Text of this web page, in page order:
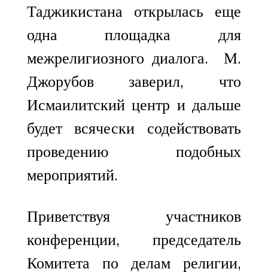
Таджикистана открылась еще
одна площадка для
межрелигиозного диалога. М.
Джорубов заверил, что
Исмаилитский центр и дальше
будет всячески содействовать
проведению подобных
мероприятий.
Приветствуя участников
конференции, председатель
Комитета по делам религии,